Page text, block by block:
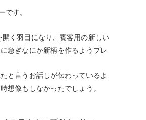
です。
く羽目になり、賓客用の新しい
急ぎなにか新柄を作るようプレ
と言うお話しが伝わっているよ
想像もしなかったでしょう。